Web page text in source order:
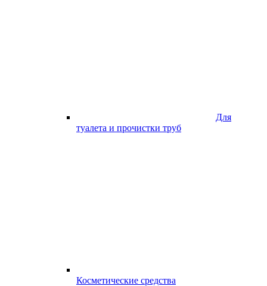
Для
туалета и прочистки труб
Косметические средства